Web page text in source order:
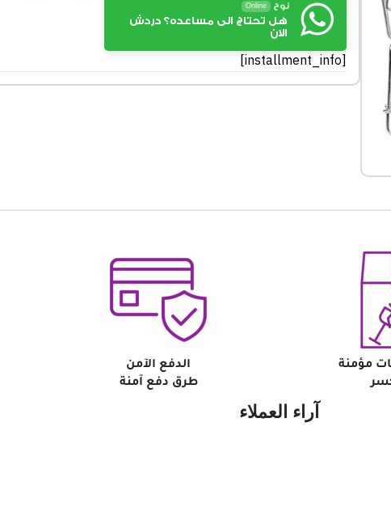
نوح Online
هل تحتاج الى مساعده؟ دردش
الان
[installment_info]
مؤمنة
الدفع الآمن
طرق دفع آمنة
آراء العملاء